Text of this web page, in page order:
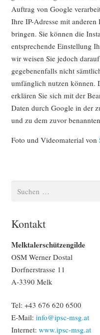
Auftrag von Google
Ihre IP-Adresse mit
bringen. Sie können die
entsprechende Einstellung
wir weisen Sie jedoch
gegebenenfalls nicht
umfänglich nutzen können.
erklären Sie sich mit der
Daten durch Google in der
und zu dem zuvor
Foto und Videomaterial von
Kontakt
Melktalerschützengilde
OSM Werner Dostal
Dorfnerstrasse 11
A-3390 Melk
Tel: +43 676 620 6500‬
E-Mail: info@ipsc-msg.at
Internet: www.ipsc-msg.at